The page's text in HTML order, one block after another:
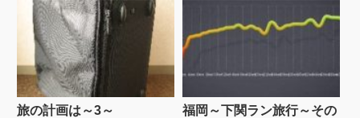
旅の計画は～3～
福岡～下関ラン旅行～その